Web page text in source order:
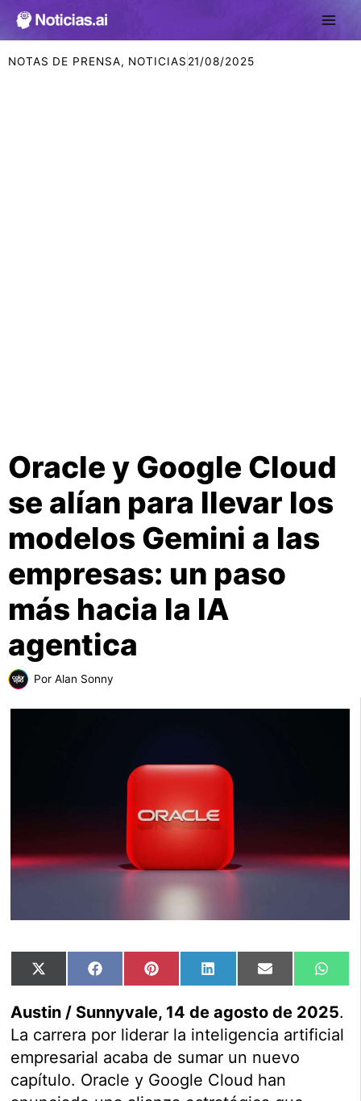
NOTAS DE PRENSA, NOTICIAS 21/08/2025
Oracle y Google Cloud
se alían para llevar los
modelos Gemini a las
empresas: un paso
más hacia la IA
agentica
Por Alan Sonny
Compartir
en
X
Compartir
en
FacebookCompartir
en
PinterestCompartir
en
LinkedInCompartir
en
Email
en
Austin / Sunnyvale, 14 de agosto de 2025.
La carrera por liderar la inteligencia artificial
empresarial acaba de sumar un nuevo
capítulo. Oracle y Google Cloud han